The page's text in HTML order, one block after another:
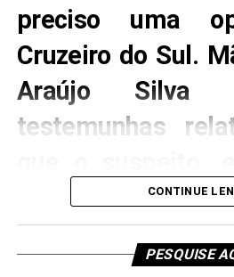
preciso uma
Cruzeiro do Sul.
Araújo Silva
testemunhas
estava com
namorado — Foto: Arquivo pessoal.
CONTINUE
PESQUISE